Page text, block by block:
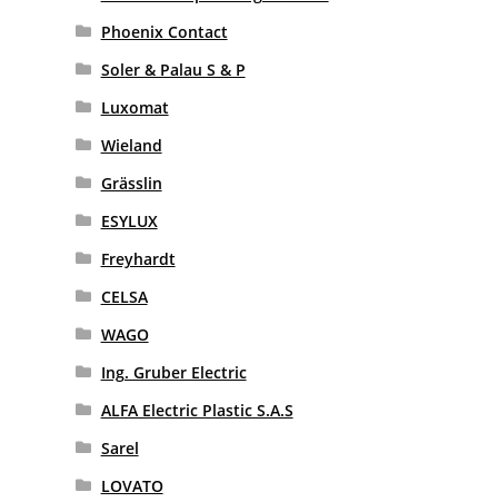
Phoenix Contact
Soler & Palau S & P
Luxomat
Wieland
Grässlin
ESYLUX
Freyhardt
CELSA
WAGO
Ing. Gruber Electric
ALFA Electric Plastic S.A.S
Sarel
LOVATO